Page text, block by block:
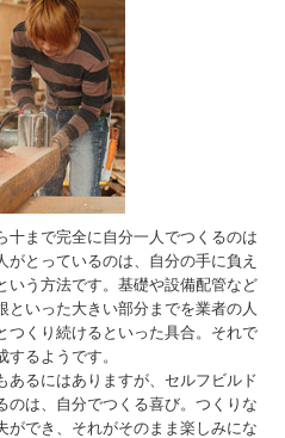
十まで完全に自分一人でつくるのは
とっているのは、自分の手に負え
いう方法です。基礎や設備配管など
といった大きい部分までを業者の人
つくり続けるといった具合。それで
るようです。
あるにはありますが、セルフビルド
のは、自分でつくる喜び。つくりな
ができ、それがそのまま楽しみにな